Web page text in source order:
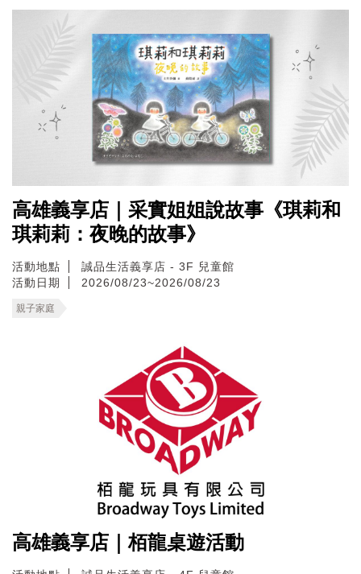
高雄義享店｜采實姐姐說故事《琪莉和
琪莉莉：夜晚的故事》
活動地點
誠品生活義享店 - 3F 兒童館
活動日期
2026/08/23~2026/08/23
親子家庭
高雄義享店｜栢龍桌遊活動